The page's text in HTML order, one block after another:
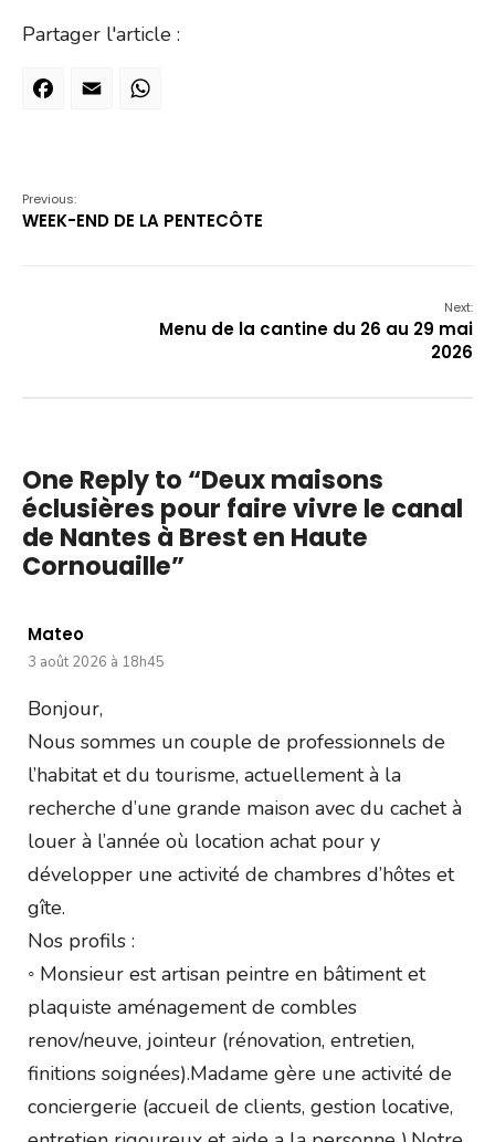
Partager l'article :
Facebook
Email
Previous:
WEEK-END DE LA PENTECÔTE
Next:
Menu de la cantine du 26 au 29 mai
2026
One Reply to “Deux maisons
éclusières pour faire vivre le canal
de Nantes à Brest en Haute
Cornouaille”
Mateo
3 août 2026 à 18h45
Bonjour,
Nous sommes un couple de professionnels de
l’habitat et du tourisme, actuellement à la
recherche d’une grande maison avec du cachet à
louer à l’année où location achat pour y
développer une activité de chambres d’hôtes et
gîte.
Nos profils :
◦ Monsieur est artisan peintre en bâtiment et
plaquiste aménagement de combles
renov/neuve, jointeur (rénovation, entretien,
finitions soignées).Madame gère une activité de
conciergerie (accueil de clients, gestion locative,